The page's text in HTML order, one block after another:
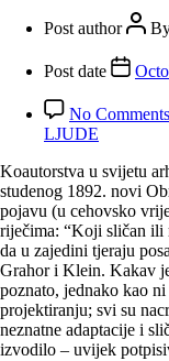
Post author
Post date
No Comments
LJUDE
Koautorstva u svijetu
studenog 1892. novi
pojavu (u cehovsko
riječima: “Koji sličan ili
da u zajedini tjeraju
Grahor i Klein. Kakav
poznato, jednako kao
projektiranju; svi su
neznatne adaptacije i
izvodilo – uvijek